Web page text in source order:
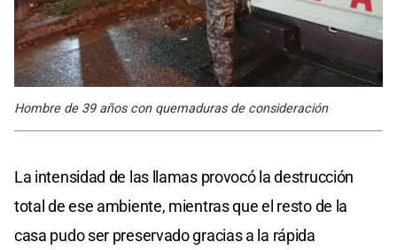
Hombre de 39 años con quemaduras de consideración
La intensidad de las llamas provocó la destrucción
total de ese ambiente, mientras que el resto de la
casa pudo ser preservado gracias a la rápida